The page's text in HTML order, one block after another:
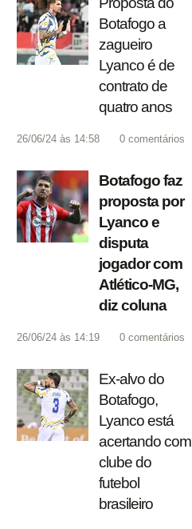
Botafogo a
zagueiro
Lyanco é de
contrato de
quatro anos
26/06/24 às 14:58 0 comentários
Botafogo faz
proposta por
Lyanco e
disputa
jogador com
Atlético-MG,
diz coluna
26/06/24 às 14:19 0 comentários
Ex-alvo do
Botafogo,
Lyanco está
acertando com
clube do
futebol
brasileiro